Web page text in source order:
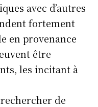
avec d’autres
fortement
en provenance
être
les incitant à
de